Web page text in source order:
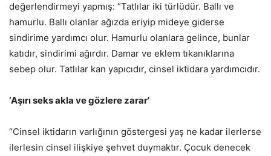
değerlendirmeyi yapmış: “Tatlılar iki türlüdür. Ballı ve
hamurlu. Ballı olanlar ağızda eriyip mideye giderse
sindirime yardımcı olur. Hamurlu olanlara gelince, bunlar
katıdır, sindirimi ağırdır. Damar ve eklem tıkanıklarına
sebep olur. Tatlılar kan yapıcıdır, cinsel iktidara yardımcıdır.
‘Aşırı seks akla ve gözlere zarar’
“Cinsel iktidarın varlığının göstergesi yaş ne kadar ilerlerse
ilerlesin cinsel ilişkiye şehvet duymaktır. Çocuk denecek